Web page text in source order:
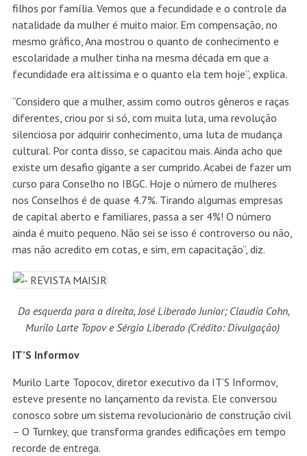
filhos por família. Vemos que a fecundidade e o controle da
natalidade da mulher é muito maior. Em compensação, no
mesmo gráfico, Ana mostrou o quanto de conhecimento e
escolaridade a mulher tinha na mesma década em que a
fecundidade era altíssima e o quanto ela tem hoje”, explica.
“Considero que a mulher, assim como outros gêneros e raças
diferentes, criou por si só, com muita luta, uma revolução
silenciosa por adquirir conhecimento, uma luta de mudança
cultural. Por conta disso, se capacitou mais. Ainda acho que
existe um desafio gigante a ser cumprido. Acabei de fazer um
curso para Conselho no IBGC. Hoje o número de mulheres
nos Conselhos é de quase 4.7%. Tirando algumas empresas
de capital aberto e familiares, passa a ser 4%! O número
ainda é muito pequeno. Não sei se isso é controverso ou não,
mas não acredito em cotas, e sim, em capacitação”, diz.
Da esquerda para a direita, José Liberado Junior; Claudia Cohn,
Murilo Larte Topov e Sérgio Liberado (Crédito: Divulgação)
IT’S Informov
Murilo Larte Topocov, diretor executivo da IT’S Informov,
esteve presente no lançamento da revista. Ele conversou
conosco sobre um sistema revolucionário de construção civil
– O Turnkey, que transforma grandes edificações em tempo
recorde de entrega.